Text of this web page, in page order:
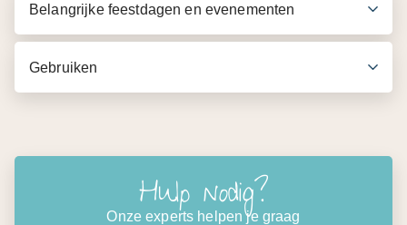
Belangrijke feestdagen en evenementen
Gebruiken
Hulp nodig?
Onze experts helpen je graag